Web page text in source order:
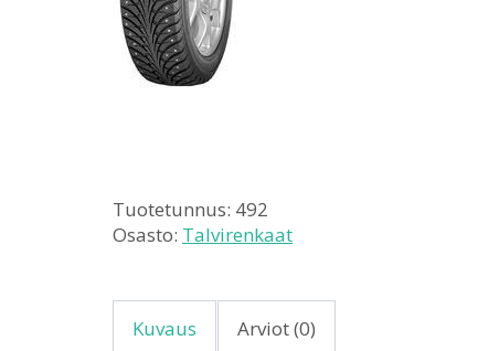
Tuotetunnus: 492
Osasto: Talvirenkaat
Kuvaus Arviot (0)